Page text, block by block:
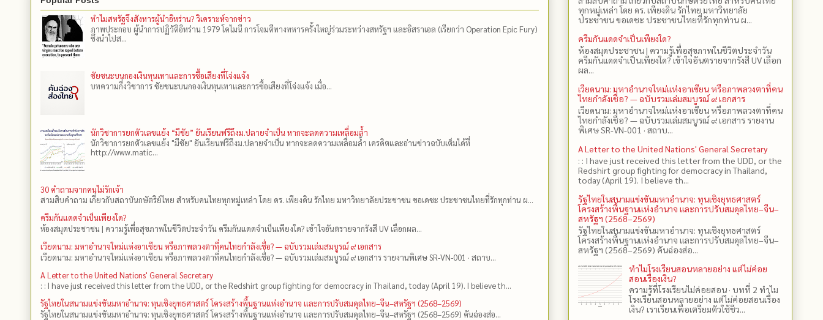
ทำไมสหรัฐจึงสังหารผู้นำอิหร่าน? วิเคราะห์จากข่าว
ภาพประกอบ ผู้นำการปฏิวัติอิหร่าน 1979 โคไมนี การโจมตีทางทหารครั้งใหญ่ร่วมระหว่างสหรัฐฯ และอิสราเอล (เรียกว่า Operation Epic Fury)
ซึ่งนำไปส...
ชัยชนะบนกองเงินทุนเทาและการซื้อเสียงที่โจ่งแจ้ง
บทความกึ่งวิชาการ ชัยชนะบนกองเงินทุนเทาและการซื้อเสียงที่โจ่งแจ้ง เมื่อ...
นักวิชาการยกตัวเลขแย้ง “มีชัย” ยันเรียนฟรีถึงม.ปลายจำเป็น หากจะลดความเหลื่อมล้ำ
นักวิชาการยกตัวเลขแย้ง "มีชัย" ยันเรียนฟรีถึงม.ปลายจำเป็น หากจะลดความเหลื่อมล้ำ เครดิตและอ่านข่าวฉบับเต็มได้ที่
http://www.matic...
30 คำถามจากคนไม่รักเจ้า
สามสิบคำถาม เกี่ยวกับสถาบันกษัตริย์ไทย สำหรับคนไทยทุกหมู่เหล่า โดย ดร.​ เพียงดิน รักไทย มหาวิทยาลัยประชาชน ขอเดชะ ประชาชนไทยที่รักทุกท่าน ผ...
ครีมกันแดดจำเป็นเพียงใด?
ห้องสมุดประชาชน | ความรู้เพื่อสุขภาพในชีวิตประจำวัน ครีมกันแดดจำเป็นเพียงใด? เข้าใจอันตรายจากรังสี UV เลือกผล...
เวียดนาม: มหาอำนาจใหม่แห่งอาเซียน หรือภาพลวงตาที่คนไทยกำลังเชื่อ? — ฉบับรวมเล่มสมบูรณ์ ๙ เอกสาร
เวียดนาม: มหาอำนาจใหม่แห่งอาเซียน หรือภาพลวงตาที่คนไทยกำลังเชื่อ? — ฉบับรวมเล่มสมบูรณ์ ๙ เอกสาร รายงานพิเศษ SR-VN-001 · สถาบ...
A Letter to the United Nations' General Secretary
: : I have just received this letter from the UDD, or the Redshirt group fighting for democracy in Thailand, today (April 19). I believe th...
รัฐไทยในสนามแข่งขันมหาอำนาจ: ทุนเชิงยุทธศาสตร์ โครงสร้างพื้นฐานแห่งอำนาจ และการปรับสมดุลไทย–จีน–สหรัฐฯ (2568–2569)
รัฐไทยในสนามแข่งขันมหาอำนาจ: ทุนเชิงยุทธศาสตร์ โครงสร้างพื้นฐานแห่งอำนาจ และการปรับสมดุลไทย–จีน–สหรัฐฯ (2568–2569) คันฉ่องส่อ...
ทุกหมู่เหล่า โดย ดร.​ เพียงดิน รักไทย มหาวิทยาลัย
ประชาชน ขอเดชะ ประชาชนไทยที่รักทุกท่าน ผ...
ครีมกันแดดจำเป็นเพียงใด?
ห้องสมุดประชาชน | ความรู้เพื่อสุขภาพในชีวิตประจำวัน
ครีมกันแดดจำเป็นเพียงใด? เข้าใจอันตรายจากรังสี UV เลือก
ผล...
เวียดนาม: มหาอำนาจใหม่แห่งอาเซียน หรือภาพลวงตาที่คน
ไทยกำลังเชื่อ? — ฉบับรวมเล่มสมบูรณ์ ๙ เอกสาร
เวียดนาม: มหาอำนาจใหม่แห่งอาเซียน หรือภาพลวงตาที่คน
ไทยกำลังเชื่อ? — ฉบับรวมเล่มสมบูรณ์ ๙ เอกสาร รายงาน
พิเศษ SR-VN-001 · สถาบ...
A Letter to the United Nations' General Secretary
: : I have just received this letter from the UDD, or the
Redshirt group fighting for democracy in Thailand,
today (April 19). I believe th...
รัฐไทยในสนามแข่งขันมหาอำนาจ: ทุนเชิงยุทธศาสตร์
โครงสร้างพื้นฐานแห่งอำนาจ และการปรับสมดุลไทย–จีน–
สหรัฐฯ (2568–2569)
รัฐไทยในสนามแข่งขันมหาอำนาจ: ทุนเชิงยุทธศาสตร์
โครงสร้างพื้นฐานแห่งอำนาจ และการปรับสมดุลไทย–จีน–
สหรัฐฯ (2568–2569) คันฉ่องส่อ...
ทำไมโรงเรียนสอนหลายอย่าง แต่ไม่ค่อย
สอนเรื่องเงิน?
ความรู้ที่โรงเรียนไม่ค่อยสอน · บทที่ 2 ทำไม
โรงเรียนสอนหลายอย่าง แต่ไม่ค่อยสอนเรื่อง
เงิน? เราเรียนเพื่อเตรียมตัวใช้ชีว...